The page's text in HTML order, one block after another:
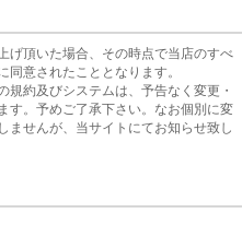
げ頂いた場合、その時点で当店のすべ
同意されたこととなります。
規約及びシステムは、予告なく変更・
す。予めご了承下さい。なお個別に変
ませんが、当サイトにてお知らせ致し